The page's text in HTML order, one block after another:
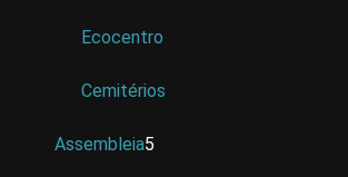
Ecocentro
Cemitérios
Assembleia5